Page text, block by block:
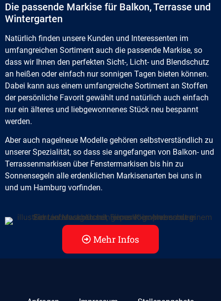
Die passende Markise für Balkon, Terrasse und
Wintergarten
Natürlich finden unsere Kunden und Interessenten im
umfangreichen Sortiment auch die passende Markise, so
dass wir Ihnen den perfekten Sicht-, Licht- und Blendschutz
an heißen oder einfach nur sonnigen Tagen bieten können.
Dabei kann aus einem umfangreiche Sortiment an Stoffen
der persönliche Favorit gewählt und natürlich auch einfach
nur ein älteres und liebgewonnenes Stück neu bespannt
werden.
Aber auch nagelneue Modelle gehören selbstverständlich zu
unserer Spezialität, so dass sie angefangen von Balkon- und
Terrassenmarkisen über Fenstermarkisen bis hin zu
Sonnensegeln alle erdenklichen Markisenarten bei uns in
und um Hamburg vorfinden.
Mehr Infos